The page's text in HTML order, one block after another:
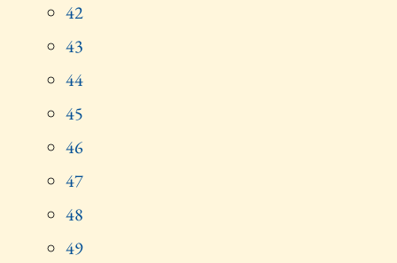
42
43
44
45
46
47
48
49